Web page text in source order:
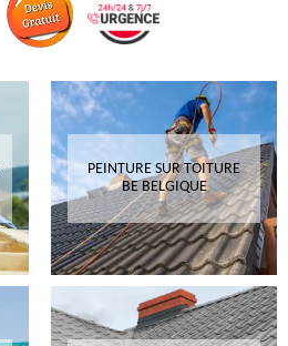
PEINTURE SUR TOITURE
BE BELGIQUE